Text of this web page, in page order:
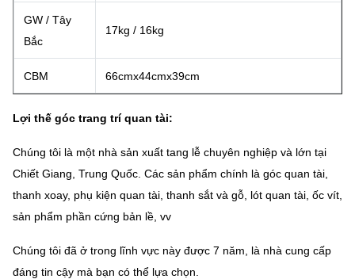
GW / Tây
Bắc
17kg / 16kg
CBM 66cmx44cmx39cm
Lợi thế góc trang trí quan tài:
Chúng tôi là một nhà sản xuất tang lễ chuyên nghiệp và lớn tại
Chiết Giang, Trung Quốc. Các sản phẩm chính là góc quan tài,
thanh xoay, phụ kiện quan tài, thanh sắt và gỗ, lót quan tài, ốc vít,
sản phẩm phần cứng bản lề, vv
Chúng tôi đã ở trong lĩnh vực này được 7 năm, là nhà cung cấp
đáng tin cậy mà bạn có thể lựa chọn.